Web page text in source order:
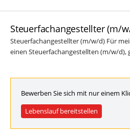
Steuerfachangestellter (m/
Steuerfachangestellter (m/w/d) Für
einen Steuerfachangestellten (m/w/
Bewerben Sie sich mit nur einem
Lebenslauf bereitstellen